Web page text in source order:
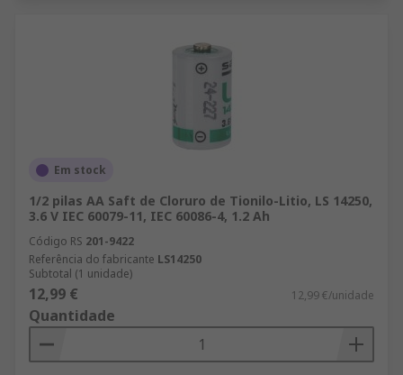
Em stock
1/2 pilas AA Saft de Cloruro de Tionilo-Litio, LS 14250,
3.6 V IEC 60079-11, IEC 60086-4, 1.2 Ah
Código RS 201-9422
Referência do fabricante LS14250
Subtotal (1 unidade)
12,99 € 12,99 €/unidade
Quantidade